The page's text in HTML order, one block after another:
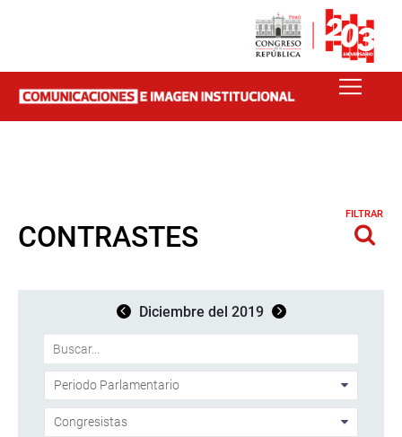
CONTRASTES
FILTRAR
Diciembre del 2019